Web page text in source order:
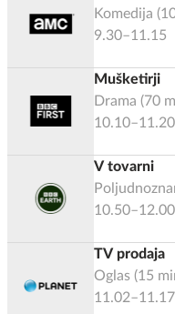
Komedija (
9.30–11.15
Mušketirji
Drama (70
10.10–11.20
V tovarni
10.50–12.00
TV prodaja
Oglas (15
11.02–11.17